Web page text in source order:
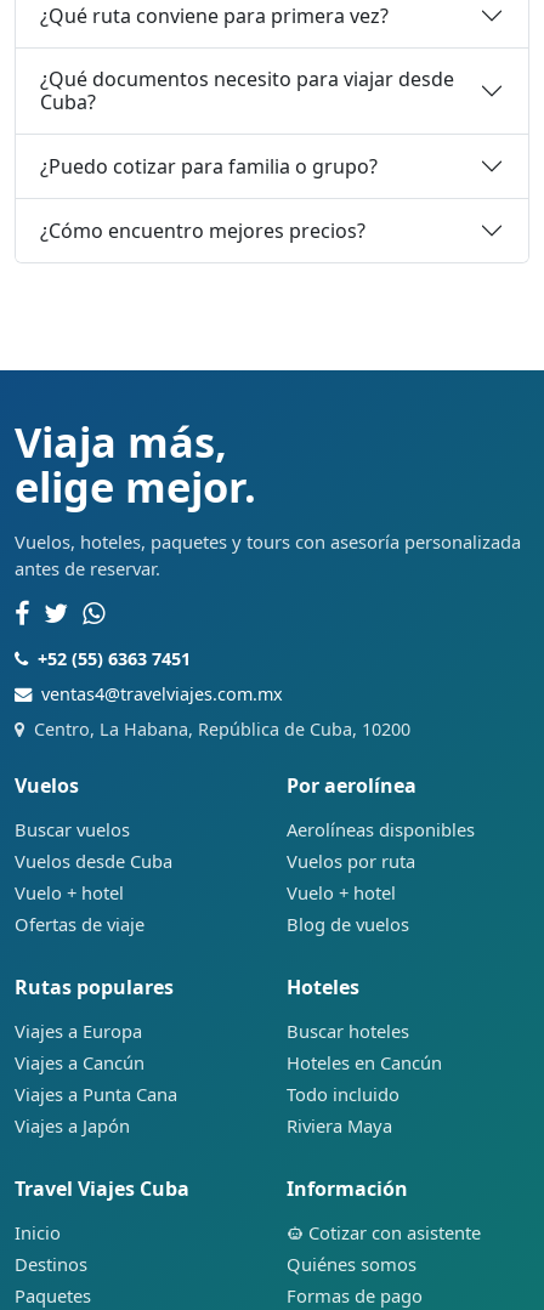
¿Qué ruta conviene para primera vez?
¿Qué documentos necesito para viajar desde
Cuba?
¿Puedo cotizar para familia o grupo?
¿Cómo encuentro mejores precios?
Viaja más,
elige mejor.
Vuelos, hoteles, paquetes y tours con asesoría personalizada
antes de reservar.
+52 (55) 6363 7451
ventas4@travelviajes.com.mx
Centro, La Habana, República de Cuba, 10200
Vuelos
Buscar vuelos
Vuelos desde Cuba
Vuelo + hotel
Ofertas de viaje
Por aerolínea
Aerolíneas disponibles
Vuelos por ruta
Vuelo + hotel
Blog de vuelos
Rutas populares
Viajes a Europa
Viajes a Cancún
Viajes a Punta Cana
Viajes a Japón
Hoteles
Buscar hoteles
Hoteles en Cancún
Todo incluido
Riviera Maya
Travel Viajes Cuba
Inicio
Destinos
Paquetes
Información
Cotizar con asistente
Quiénes somos
Formas de pago